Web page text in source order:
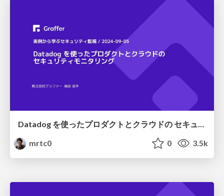
Datadog を使ったプロダクトとクラウドの セキュリティモニタリング
mrtc0
0 3.5k